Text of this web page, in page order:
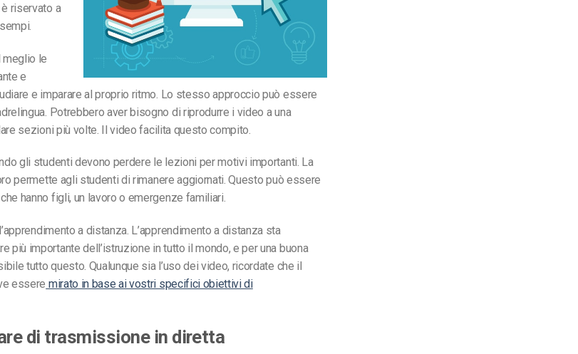
riservato a
meglio le
e
e imparare al proprio ritmo. Lo stesso approccio può essere
Potrebbero aver bisogno di riprodurre i video a una
sezioni più volte. Il video facilita questo compito.
gli studenti devono perdere le lezioni per motivi importanti. La
permette agli studenti di rimanere aggiornati. Questo può essere
hanno figli, un lavoro o emergenze familiari.
a distanza. L’apprendimento a distanza sta
più importante dell’istruzione in tutto il mondo, e per una buona
tutto questo. Qualunque sia l’uso dei video, ricordate che il
essere mirato in base ai vostri specifici obiettivi di
di trasmissione in diretta